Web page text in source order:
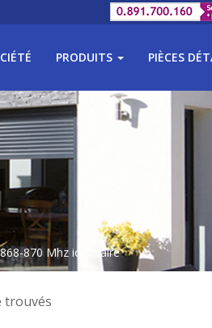
PRODUITS PIÈCES
870 Mhz io solaire'
trouvés